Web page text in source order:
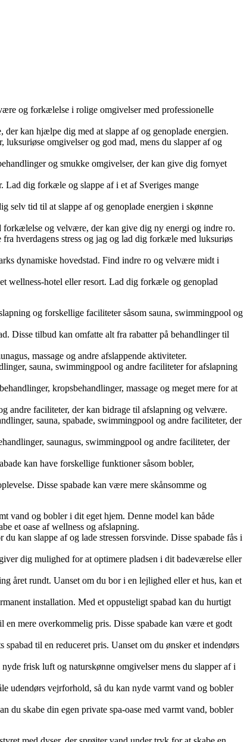
og forkælelse i rolige omgivelser med professionelle
kan hjælpe dig med at slappe af og genoplade energien.
omgivelser og god mad, mens du slapper af og
og smukke omgivelser, der kan give dig fornyet
dig forkæle og slappe af i et af Sveriges mange
selv tid til at slappe af og genoplade energien i skønne
forkælelse og velvære, der kan give dig ny energi og indre ro.
hverdagens stress og jag og lad dig forkæle med luksuriøs
dynamiske hovedstad. Find indre ro og velvære midt i
wellness-hotel eller resort. Lad dig forkæle og genoplad
og forskellige faciliteter såsom sauna, swimmingpool og
Disse tilbud kan omfatte alt fra rabatter på behandlinger til
massage og andre afslappende aktiviteter.
sauna, swimmingpool og andre faciliteter for afslapning
kropsbehandlinger, massage og meget mere for at
andre faciliteter, der kan bidrage til afslapning og velvære.
sauna, spabade, swimmingpool og andre faciliteter, der
saunagus, swimmingpool og andre faciliteter, der
kan have forskellige funktioner såsom bobler,
Disse spabade kan være mere skånsomme og
vand og bobler i dit eget hjem. Denne model kan både
et oase af wellness og afslapning.
kan slappe af og lade stressen forsvinde. Disse spabade fås i
dig mulighed for at optimere pladsen i dit badeværelse eller
året rundt. Uanset om du bor i en lejlighed eller et hus, kan et
installation. Med et oppusteligt spabad kan du hurtigt
mere overkommelig pris. Disse spabade kan være et godt
til en reduceret pris. Uanset om du ønsker et indendørs
frisk luft og naturskønne omgivelser mens du slapper af i
udendørs vejrforhold, så du kan nyde varmt vand og bobler
du skabe din egen private spa-oase med varmt vand, bobler